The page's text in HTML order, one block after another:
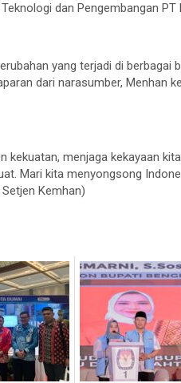
dan Pengembangan PT
yang terjadi di berbagai
dari narasumber, Menhan
kekuatan, menjaga kekayaan
Mari kita menyongsong
Kemhan)